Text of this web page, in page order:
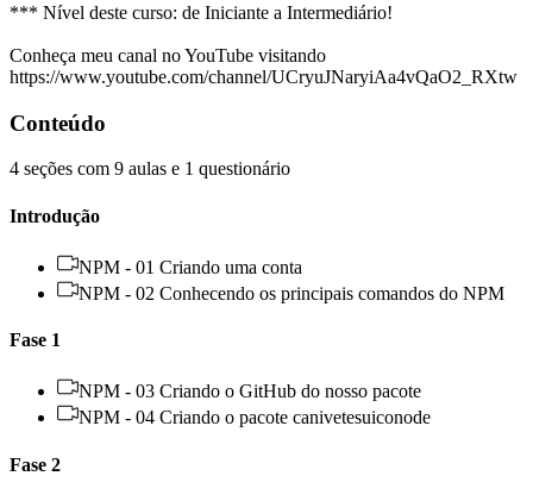
*** Nível deste curso: de Iniciante a Intermediário!
Conheça meu canal no YouTube visitando
https://www.youtube.com/channel/UCryuJNaryiAa4vQaO2_RXtw
Conteúdo
4 seções com 9 aulas e 1 questionário
Introdução
NPM - 01 Criando uma conta
NPM - 02 Conhecendo os principais comandos do NPM
Fase 1
NPM - 03 Criando o GitHub do nosso pacote
NPM - 04 Criando o pacote canivetesuiconode
Fase 2